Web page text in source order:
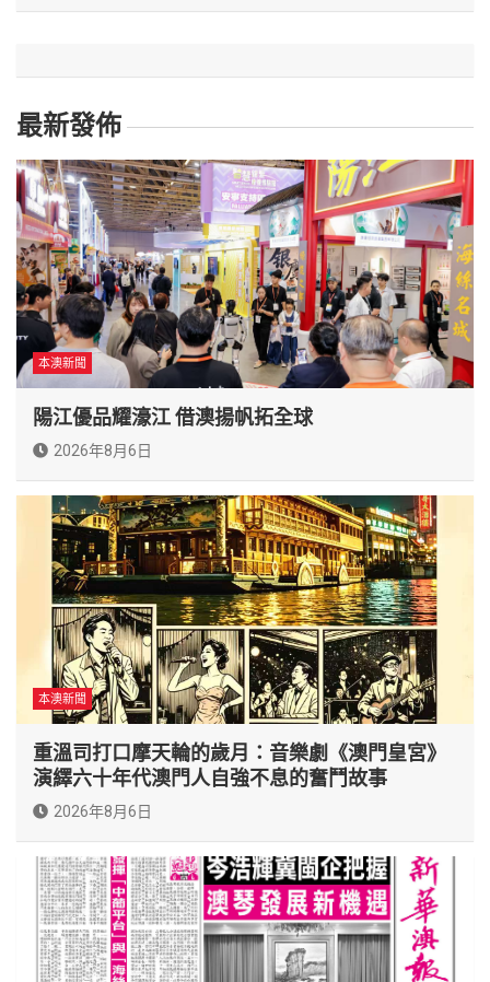
最新發佈
本澳新聞
陽江優品耀濠江 借澳揚帆拓全球
2026年8月6日
本澳新聞
重溫司打口摩天輪的歲月：音樂劇《澳門皇宮》
演繹六十年代澳門人自強不息的奮鬥故事
2026年8月6日